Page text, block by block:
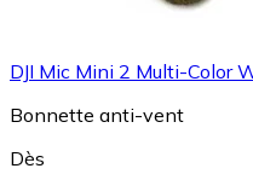
DJI Mic Mini 2 Multi-Color
Bonnette anti-vent
Dès